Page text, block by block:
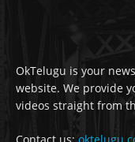
OkTelugu is your
website. We provide
videos straight from
Contact us: